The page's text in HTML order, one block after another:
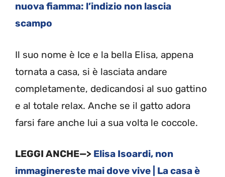
nuova fiamma: l’indizio non lascia
scampo
Il suo nome è Ice e la bella Elisa, appena
tornata a casa, si è lasciata andare
completamente, dedicandosi al suo gattino
e al totale relax. Anche se il gatto adora
farsi fare anche lui a sua volta le coccole.
LEGGI ANCHE—> Elisa Isoardi, non
immaginereste mai dove vive | La casa è